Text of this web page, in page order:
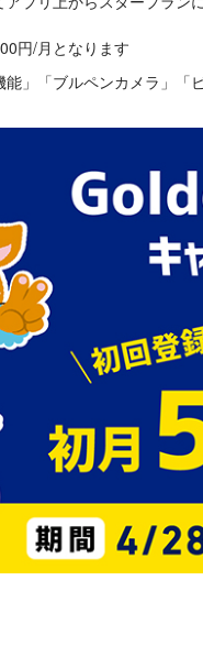
円/月となります
」「ブルペンカメラ」